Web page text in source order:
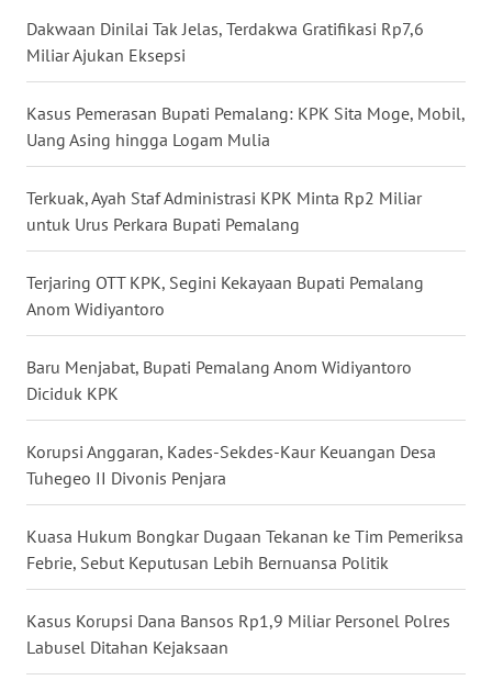
Dakwaan Dinilai Tak Jelas, Terdakwa Gratifikasi Rp7,6
Miliar Ajukan Eksepsi
Kasus Pemerasan Bupati Pemalang: KPK Sita Moge, Mobil,
Uang Asing hingga Logam Mulia
Terkuak, Ayah Staf Administrasi KPK Minta Rp2 Miliar
untuk Urus Perkara Bupati Pemalang
Terjaring OTT KPK, Segini Kekayaan Bupati Pemalang
Anom Widiyantoro
Baru Menjabat, Bupati Pemalang Anom Widiyantoro
Diciduk KPK
Korupsi Anggaran, Kades-Sekdes-Kaur Keuangan Desa
Tuhegeo II Divonis Penjara
Kuasa Hukum Bongkar Dugaan Tekanan ke Tim Pemeriksa
Febrie, Sebut Keputusan Lebih Bernuansa Politik
Kasus Korupsi Dana Bansos Rp1,9 Miliar Personel Polres
Labusel Ditahan Kejaksaan
WN
KALBAR
WN
KALTENG
WN
KALTARA
WN
WN
SULSEL
GORONTALO
WN
SULUT